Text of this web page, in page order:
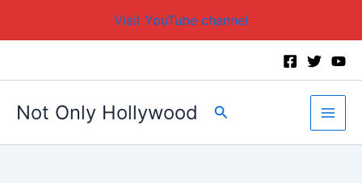
Visit YouTube channel
Not Only Hollywood Search